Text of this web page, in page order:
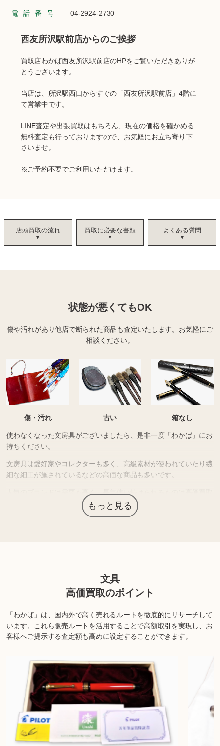
電話番号 04-2924-2730
西友所沢駅前店からのご挨拶
買取店わかば西友所沢駅前店のHPをご覧いただきありが
とうございます。
当店は、所沢駅西口からすぐの「西友所沢駅前店」4階に
て営業中です。
LINE査定や出張買取はもちろん、現在の価格を確かめる
無料査定も行っておりますので、お気軽にお立ち寄り下
さいませ。
※ご予約不要でご利用いただけます。
店頭買取の流れ 買取に必要な書類 よくある質問
状態が悪くてもOK
傷や汚れがあり他店で断られた商品も査定いたします。 お気軽にご
相談ください。
傷・汚れ 古い 箱なし
使わなくなった文房具がございましたら、是非一度「わかば」にお
持ちください。
文房具は愛好家やコレクターも多く、高級素材が使われていたり繊
細な細工が施されているなどの高価な商品も多いです。
人気のブランドは需要も高く、長年使い続けられるものは高価買取
につながる場合があります。
す。詳しくは店舗までお問い合わせください。
もっと見る
文具
高価買取のポイント
「わかば」は、国内外で高く売れるルートを徹底的にリサーチして
います。 これら販売ルートを活用することで高額取引を実現し、お
客様へご提示する査定額も高めに設定することができます。